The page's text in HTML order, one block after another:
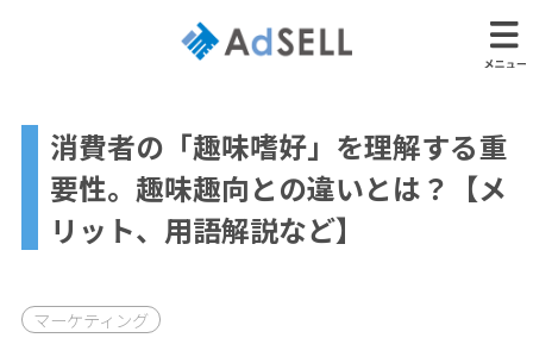
消費者の「趣味嗜好」を理解する重
要性。趣味趣向との違いとは？【メ
リット、用語解説など】
マーケティング